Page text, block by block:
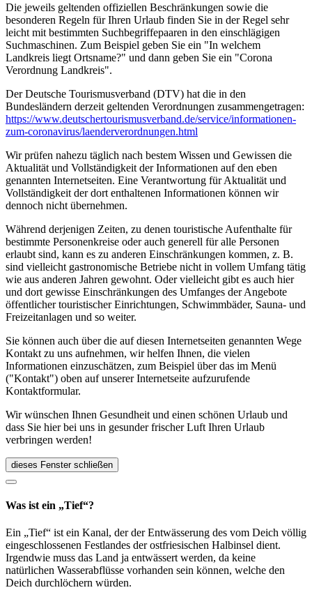
Die jeweils geltenden offiziellen Beschränkungen sowie die
besonderen Regeln für Ihren Urlaub finden Sie in der Regel sehr
leicht mit bestimmten Suchbegriffepaaren in den einschlägigen
Suchmaschinen. Zum Beispiel geben Sie ein "In welchem
Landkreis liegt Ortsname?" und dann geben Sie ein "Corona
Verordnung Landkreis".
Der Deutsche Tourismusverband (DTV) hat die in den
Bundesländern derzeit geltenden Verordnungen zusammengetragen:
https://www.deutscher­tourismusverband.de/­service/­informationen-
zum-coronavirus/­laenderverordnungen.html
Wir prüfen nahezu täglich nach bestem Wissen und Gewissen die
Aktualität und Vollständigkeit der Informationen auf den eben
genannten Internetseiten. Eine Verantwortung für Aktualität und
Vollständigkeit der dort enthaltenen Informationen können wir
dennoch nicht übernehmen.
Während derjenigen Zeiten, zu denen touristische Aufenthalte für
bestimmte Personenkreise oder auch generell für alle Personen
erlaubt sind, kann es zu anderen Einschränkungen kommen, z. B.
sind vielleicht gastronomische Betriebe nicht in vollem Umfang tätig
wie aus anderen Jahren gewohnt. Oder vielleicht gibt es auch hier
und dort gewisse Einschränkungen des Umfanges der Angebote
öffentlicher touristischer Einrichtungen, Schwimmbäder, Sauna- und
Freizeitanlagen und so weiter.
Sie können auch über die auf diesen Internetseiten genannten Wege
Kontakt zu uns aufnehmen, wir helfen Ihnen, die vielen
Informationen einzuschätzen, zum Beispiel über das im Menü
("Kontakt") oben auf unserer Internetseite aufzurufende
Kontaktformular.
Wir wünschen Ihnen Gesundheit und einen schönen Urlaub und
dass Sie hier bei uns in gesunder frischer Luft Ihren Urlaub
verbringen werden!
dieses Fenster schließen
Was ist ein „Tief“?
Ein „Tief“ ist ein Kanal, der der Entwässerung des vom Deich völlig
eingeschlossenen Festlandes der ostfriesischen Halbinsel dient.
Irgendwie muss das Land ja entwässert werden, da keine
natürlichen Wasserabflüsse vorhanden sein können, welche den
Deich durchlöchern würden.